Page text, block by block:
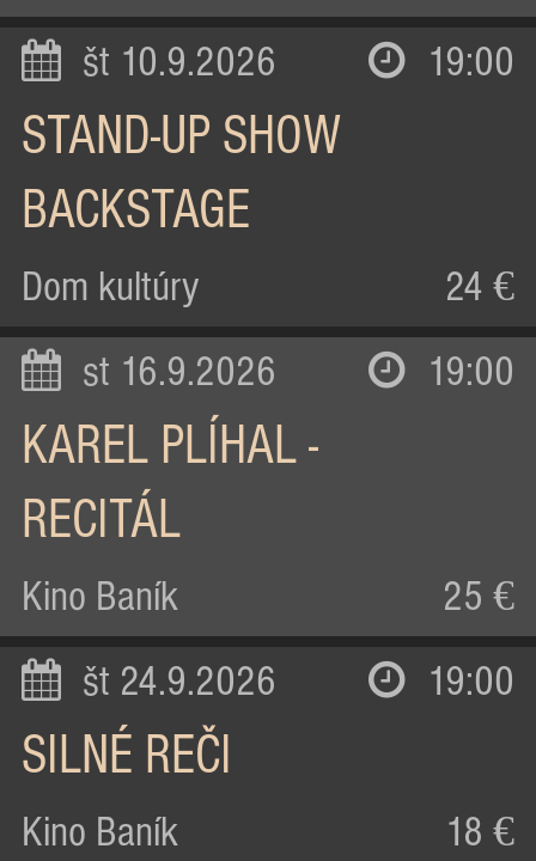
št 10.9.2026 19:00
STAND-UP SHOW
BACKSTAGE
Dom kultúry 24 €
st 16.9.2026 19:00
KAREL PLÍHAL -
RECITÁL
Kino Baník 25 €
št 24.9.2026 19:00
SILNÉ REČI
Kino Baník 18 €